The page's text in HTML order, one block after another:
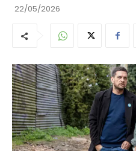
22/05/2026